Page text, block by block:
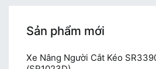
Sản phẩm mới
Xe Nâng Người Cắt Kéo